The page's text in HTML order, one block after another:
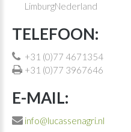
LimburgNederland
TELEFOON:
+31 (0)77 4671354
+31 (0)77 3967646
E-MAIL:
info@lucassenagri.nl